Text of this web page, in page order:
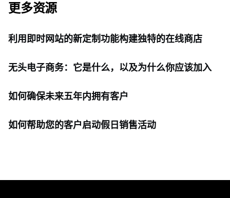
更多资源
利用即时网站的新定制功能构建独特的在线商店
无头电子商务：它是什么，以及为什么你应该加入
如何确保未来五年内拥有客户
如何帮助您的客户启动假日销售活动